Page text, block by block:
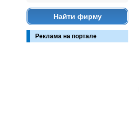
Найти фирму
Реклама на портале